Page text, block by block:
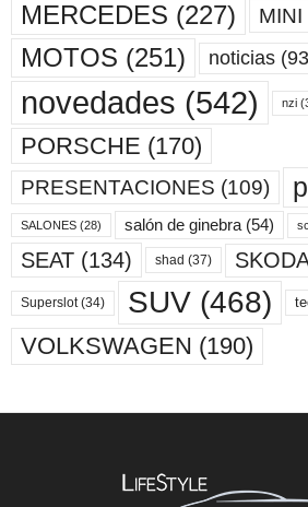
MERCEDES (227) MINI
MOTOS (251) noticias
novedades (542) nzi
PORSCHE (170)
PRESENTACIONES (109)
SALONES (28) salón de ginebra(54)
SEAT (134) shad (37) SKODA
Superslot(34) SUV (468)
VOLKSWAGEN (190)